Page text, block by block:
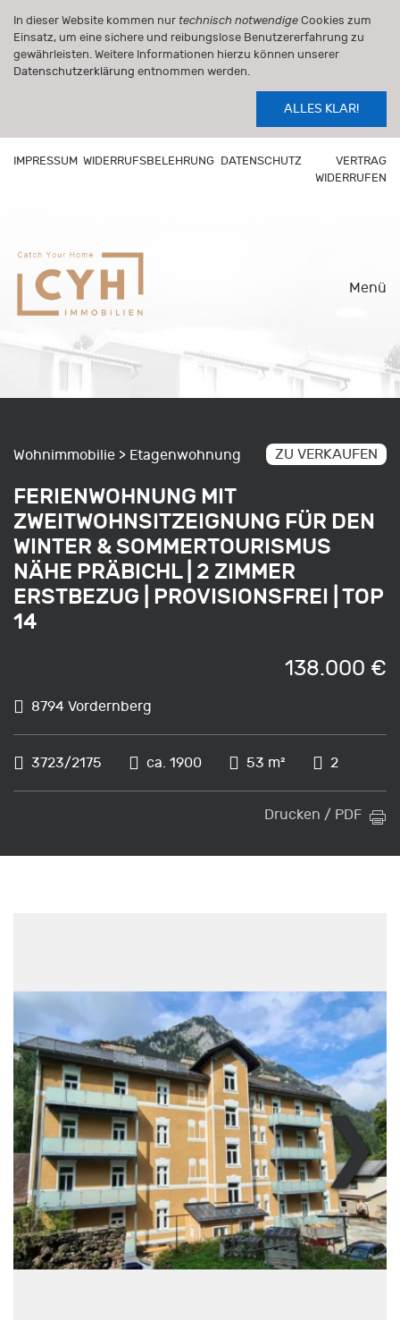
In dieser Website kommen nur technisch notwendige Cookies zum
Einsatz, um eine sichere und reibungslose Benutzererfahrung zu
gewährleisten. Weitere Informationen hierzu können unserer
Datenschutzerklärung entnommen werden.
ALLES KLAR!
IMPRESSUM WIDERRUFSBELEHRUNG DATENSCHUTZ
VERTRAG
WIDERRUFEN
Menü
Wohnimmobilie > Etagenwohnung ZU VERKAUFEN
FERIENWOHNUNG MIT
ZWEITWOHNSITZEIGNUNG FÜR DEN
WINTER & SOMMERTOURISMUS
NÄHE PRÄBICHL | 2 ZIMMER
ERSTBEZUG | PROVISIONSFREI | TOP
14
8794 Vordernberg
138.000 €
3723/2175 ca. 1900 53 m² 2
Drucken / PDF
❯